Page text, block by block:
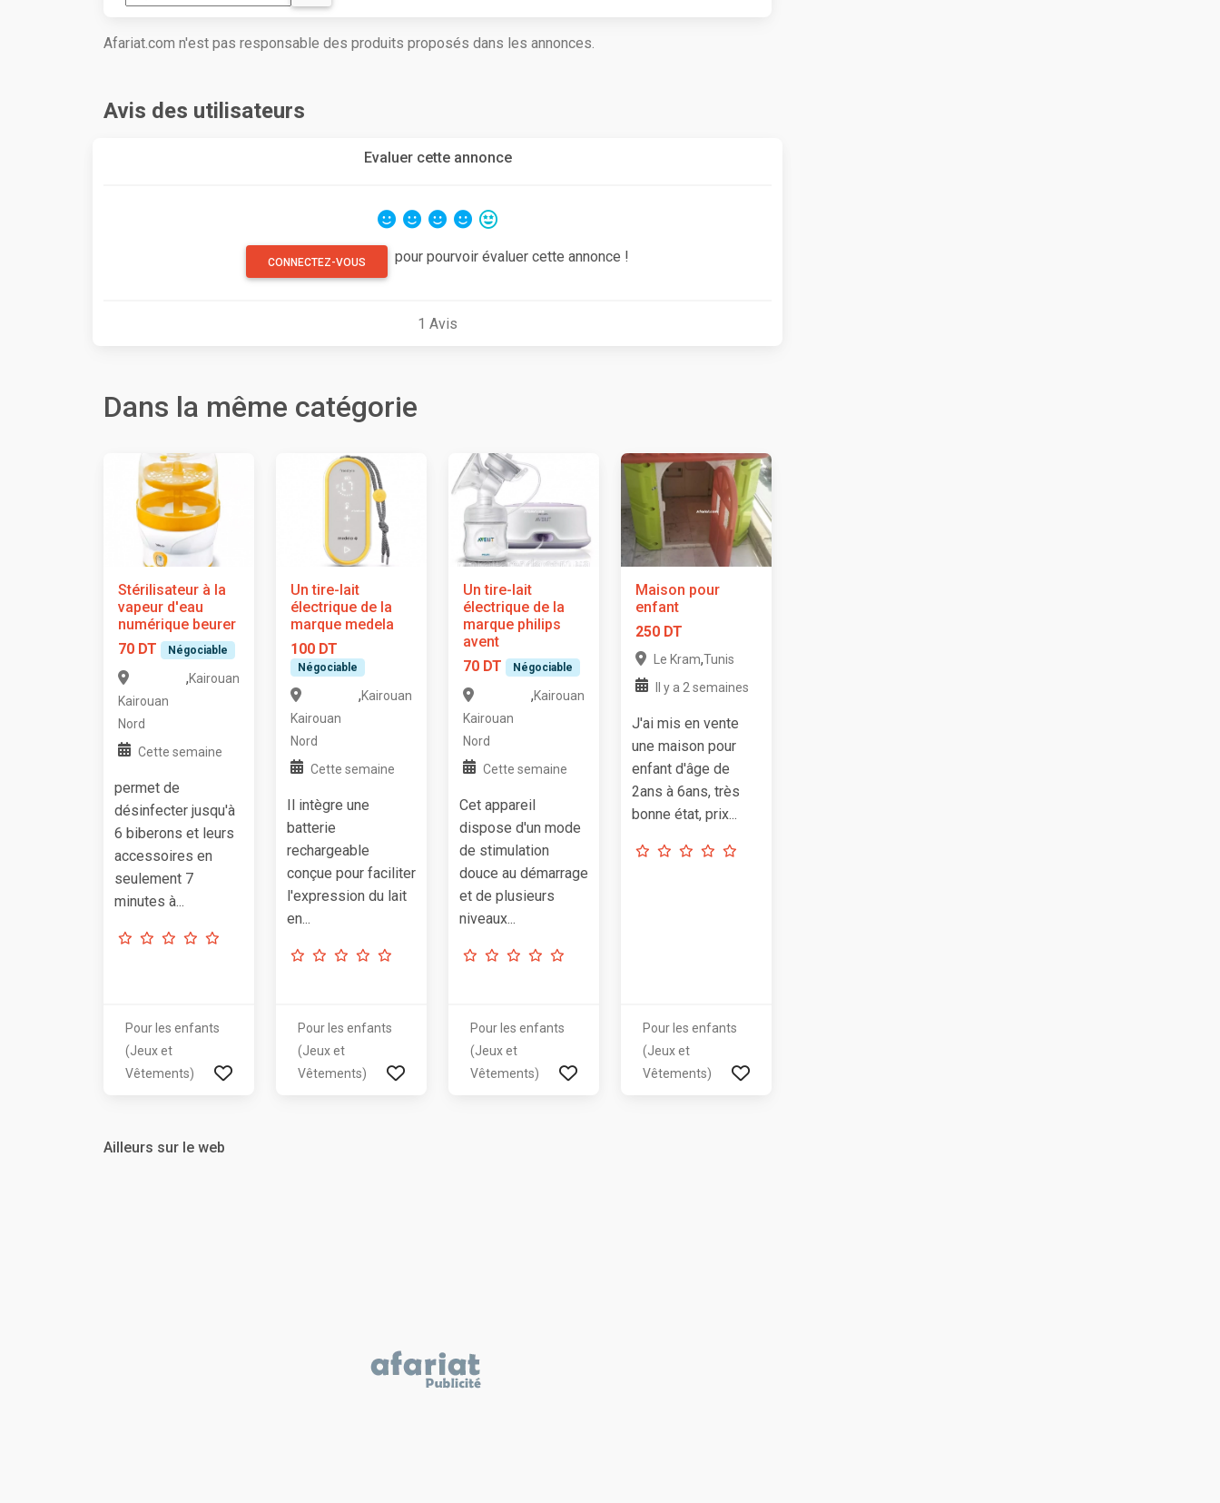
Afariat.com n'est pas responsable des produits proposés dans les annonces.
Avis des utilisateurs
Evaluer cette annonce
CONNECTEZ-VOUS pour pourvoir évaluer cette annonce !
1 Avis
Dans la même catégorie
Stérilisateur à la
vapeur d'eau
numérique beurer
70 DT
Négociable
Kairouan
Nord
,Kairouan
Cette semaine
permet de
désinfecter jusqu'à
6 biberons et leurs
accessoires en
seulement 7
minutes à...
Pour les enfants
(Jeux et
Vêtements)
Un tire-lait
électrique de la
marque medela
100 DT
Négociable
Kairouan
Nord
,Kairouan
Cette semaine
Il intègre une
batterie
rechargeable
conçue pour faciliter
l'expression du lait
en...
Pour les enfants
(Jeux et
Vêtements)
Un tire-lait
électrique de la
marque philips
avent
70 DT
Négociable
Kairouan
Nord
,Kairouan
Cette semaine
Cet appareil
dispose d'un mode
de stimulation
douce au démarrage
et de plusieurs
niveaux...
Pour les enfants
(Jeux et
Vêtements)
Maison pour
enfant
250 DT
Le Kram,Tunis
Il y a 2 semaines
J'ai mis en vente
une maison pour
enfant d'âge de
2ans à 6ans, très
bonne état, prix...
Pour les enfants
(Jeux et
Vêtements)
Ailleurs sur le web